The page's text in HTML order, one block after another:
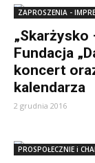
ZAPROSZENIA -
„Skarżysko
Fundacja
koncert
kalendarza
2 grudnia 2016
PROSPOŁECZNIE i